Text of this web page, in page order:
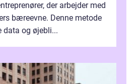
der arbejder med
bæreevne. Denne metode
data og øjebli...